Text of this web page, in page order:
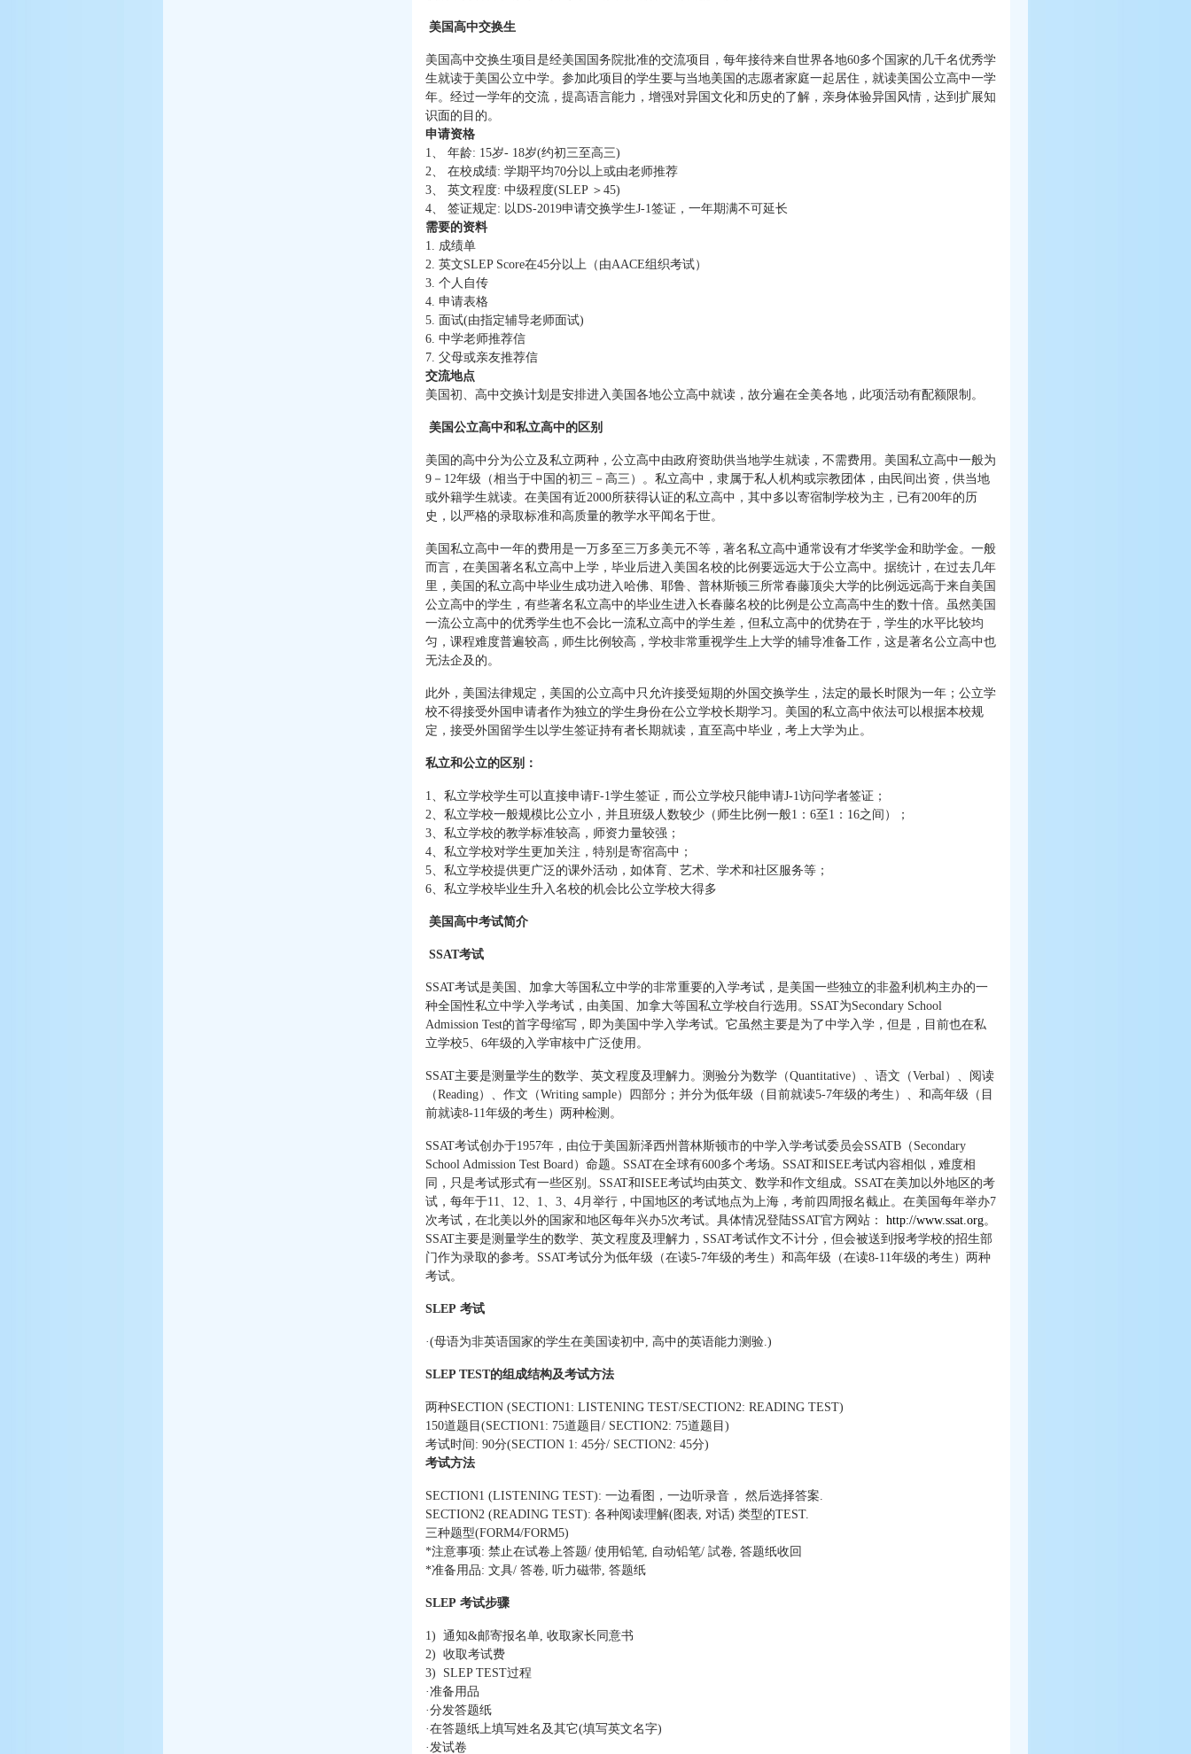
美国高中交换生
美国高中交换生项目是经美国国务院批准的交流项目，每年接待来自世界各地60多个国家的几千名优秀学
生就读于美国公立中学。参加此项目的学生要与当地美国的志愿者家庭一起居住，就读美国公立高中一学
年。经过一学年的交流，提高语言能力，增强对异国文化和历史的了解，亲身体验异国风情，达到扩展知
识面的目的。
申请资格
1、 年龄: 15岁- 18岁(约初三至高三)
2、 在校成绩: 学期平均70分以上或由老师推荐
3、 英文程度: 中级程度(SLEP ＞45)
4、 签证规定: 以DS-2019申请交换学生J-1签证，一年期满不可延长
需要的资料
1. 成绩单
2. 英文SLEP Score在45分以上（由AACE组织考试）
3. 个人自传
4. 申请表格
5. 面试(由指定辅导老师面试)
6. 中学老师推荐信
7. 父母或亲友推荐信
交流地点
美国初、高中交换计划是安排进入美国各地公立高中就读，故分遍在全美各地，此项活动有配额限制。
美国公立高中和私立高中的区别
美国的高中分为公立及私立两种，公立高中由政府资助供当地学生就读，不需费用。美国私立高中一般为
9－12年级（相当于中国的初三－高三）。私立高中，隶属于私人机构或宗教团体，由民间出资，供当地
或外籍学生就读。在美国有近2000所获得认证的私立高中，其中多以寄宿制学校为主，已有200年的历
史，以严格的录取标准和高质量的教学水平闻名于世。
美国私立高中一年的费用是一万多至三万多美元不等，著名私立高中通常设有才华奖学金和助学金。一般
而言，在美国著名私立高中上学，毕业后进入美国名校的比例要远远大于公立高中。据统计，在过去几年
里，美国的私立高中毕业生成功进入哈佛、耶鲁、普林斯顿三所常春藤顶尖大学的比例远远高于来自美国
公立高中的学生，有些著名私立高中的毕业生进入长春藤名校的比例是公立高高中生的数十倍。虽然美国
一流公立高中的优秀学生也不会比一流私立高中的学生差，但私立高中的优势在于，学生的水平比较均
匀，课程难度普遍较高，师生比例较高，学校非常重视学生上大学的辅导准备工作，这是著名公立高中也
无法企及的。
此外，美国法律规定，美国的公立高中只允许接受短期的外国交换学生，法定的最长时限为一年；公立学
校不得接受外国申请者作为独立的学生身份在公立学校长期学习。美国的私立高中依法可以根据本校规
定，接受外国留学生以学生签证持有者长期就读，直至高中毕业，考上大学为止。
私立和公立的区别：
1、私立学校学生可以直接申请F-1学生签证，而公立学校只能申请J-1访问学者签证；
2、私立学校一般规模比公立小，并且班级人数较少（师生比例一般1：6至1：16之间）；
3、私立学校的教学标准较高，师资力量较强；
4、私立学校对学生更加关注，特别是寄宿高中；
5、私立学校提供更广泛的课外活动，如体育、艺术、学术和社区服务等；
6、私立学校毕业生升入名校的机会比公立学校大得多
美国高中考试简介
SSAT考试
SSAT考试是美国、加拿大等国私立中学的非常重要的入学考试，是美国一些独立的非盈利机构主办的一
种全国性私立中学入学考试，由美国、加拿大等国私立学校自行选用。SSAT为Secondary School
Admission Test的首字母缩写，即为美国中学入学考试。它虽然主要是为了中学入学，但是，目前也在私
立学校5、6年级的入学审核中广泛使用。
SSAT主要是测量学生的数学、英文程度及理解力。测验分为数学（Quantitative）、语文（Verbal）、阅读
（Reading）、作文（Writing sample）四部分；并分为低年级（目前就读5-7年级的考生）、和高年级（目
前就读8-11年级的考生）两种检测。
SSAT考试创办于1957年，由位于美国新泽西州普林斯顿市的中学入学考试委员会SSATB（Secondary
School Admission Test Board）命题。SSAT在全球有600多个考场。SSAT和ISEE考试内容相似，难度相
同，只是考试形式有一些区别。SSAT和ISEE考试均由英文、数学和作文组成。SSAT在美加以外地区的考
试，每年于11、12、1、3、4月举行，中国地区的考试地点为上海，考前四周报名截止。在美国每年举办7
次考试，在北美以外的国家和地区每年兴办5次考试。具体情况登陆SSAT官方网站： http://www.ssat.org。
SSAT主要是测量学生的数学、英文程度及理解力，SSAT考试作文不计分，但会被送到报考学校的招生部
门作为录取的参考。SSAT考试分为低年级（在读5-7年级的考生）和高年级（在读8-11年级的考生）两种
考试。
SLEP 考试
·(母语为非英语国家的学生在美国读初中, 高中的英语能力测验.)
SLEP TEST的组成结构及考试方法
两种SECTION (SECTION1: LISTENING TEST/SECTION2: READING TEST)
150道题目(SECTION1: 75道题目/ SECTION2: 75道题目)
考试时间: 90分(SECTION 1: 45分/ SECTION2: 45分)
考试方法
SECTION1 (LISTENING TEST): 一边看图，一边听录音， 然后选择答案.
SECTION2 (READING TEST): 各种阅读理解(图表, 对话) 类型的TEST.
三种题型(FORM4/FORM5)
*注意事项: 禁止在试卷上答题/ 使用铅笔, 自动铅笔/ 試卷, 答题纸收回
*准备用品: 文具/ 答卷, 听力磁带, 答题纸
SLEP 考试步骤
1) 通知&邮寄报名单, 收取家长同意书
2) 收取考试费
3) SLEP TEST过程
·准备用品
·分发答题纸
·在答题纸上填写姓名及其它(填写英文名字)
·发试卷